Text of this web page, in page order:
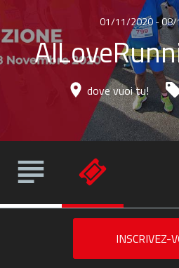
01/11/2020 -
dove vuoi tu!
INSCRIVEZ-